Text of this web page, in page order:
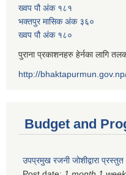
ख्वप पौ अंक १८१
भक्तपुर मासिक अंक ३६०
ख्वप पौ अंक १८०
पुराना प्रकाशनहरु हेर्नका लागि
http://
Budget and
उपप्रमुख रजनी जोशीद्वारा